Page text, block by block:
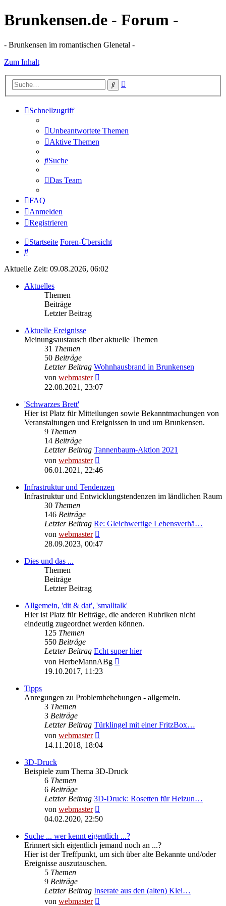
Brunkensen.de - Forum -
- Brunkensen im romantischen Glenetal -
Zum Inhalt
Suche
Schnellzugriff
Unbeantwortete Themen
Aktive Themen
Suche
Das Team
FAQ
Anmelden
Registrieren
Startseite Foren-Übersicht
Suche
Aktuelle Zeit: 09.08.2026, 06:02
Aktuelles
Themen
Beiträge
Letzter Beitrag
Aktuelle Ereignisse
Meinungsaustausch über aktuelle Themen
31 Themen
50 Beiträge
Letzter Beitrag Wohnhausbrand in Brunkensen
von webmaster
Beitrag
22.08.2021, 23:07
'Schwarzes Brett'
Hier ist Platz für Mitteilungen sowie Bekanntmachungen von
Veranstaltungen und Ereignissen in und um Brunkensen.
9 Themen
14 Beiträge
Letzter Beitrag Tannenbaum-Aktion 2021
von webmaster
Beitrag
06.01.2021, 22:46
Infrastruktur und Tendenzen
Infrastruktur und Entwicklungstendenzen im ländlichen Raum
30 Themen
146 Beiträge
Letzter Beitrag Re: Gleichwertige Lebensverhä…
von webmaster
Beitrag
28.09.2023, 00:47
Dies und das ...
Themen
Beiträge
Letzter Beitrag
Allgemein, 'dit & dat', 'smalltalk'
Hier ist Platz für Beiträge, die anderen Rubriken nicht
eindeutig zugeordnet werden können.
125 Themen
550 Beiträge
Letzter Beitrag Echt super hier
von HerbeMannABg
19.10.2017, 11:23
Tipps
Anregungen zu Problembehebungen - allgemein.
3 Themen
3 Beiträge
Letzter Beitrag Türklingel mit einer FritzBox…
von webmaster
Beitrag
14.11.2018, 18:04
3D-Druck
Beispiele zum Thema 3D-Druck
6 Themen
6 Beiträge
Letzter Beitrag 3D-Druck: Rosetten für Heizun…
von webmaster
Beitrag
04.02.2020, 22:50
Suche ... wer kennt eigentlich ...?
Erinnert sich eigentlich jemand noch an ...?
Hier ist der Treffpunkt, um sich über alte Bekannte und/oder
Ereignisse auszutauschen.
5 Themen
9 Beiträge
Letzter Beitrag Inserate aus den (alten) Klei…
von webmaster